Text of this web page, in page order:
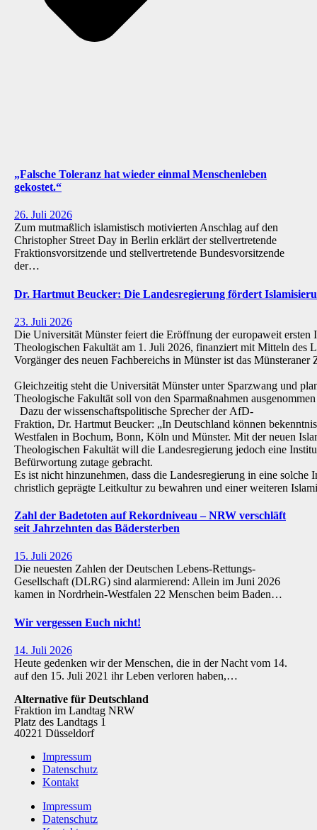
„Falsche Toleranz hat wieder einmal Menschenleben
gekostet.“
26. Juli 2026
Zum mutmaßlich islamistisch motivierten Anschlag auf den
Christopher Street Day in Berlin erklärt der stellvertretende
Fraktionsvorsitzende und stellvertretende Bundesvorsitzende
der…
Dr. Hartmut Beucker: Die Landesregierung fördert
23. Juli 2026
Die Universität Münster feiert die Eröffnung der europaweit ersten
Theologischen Fakultät am 1. Juli 2026, finanziert mit Mitteln des
Vorgänger des neuen Fachbereichs in Münster ist das
Gleichzeitig steht die Universität Münster unter Sparzwang und
Theologische Fakultät soll von den Sparmaßnahmen
Dazu der wissenschaftspolitische Sprecher der AfD-
Fraktion, Dr. Hartmut Beucker: „In Deutschland können
Westfalen in Bochum, Bonn, Köln und Münster. Mit der neuen
Theologischen Fakultät will die Landesregierung jedoch eine
Befürwortung zutage gebracht.
Es ist nicht hinzunehmen, dass die Landesregierung in eine
christlich geprägte Leitkultur zu bewahren und einer weiteren
Zahl der Badetoten auf Rekordniveau – NRW verschläft
seit Jahrzehnten das Bädersterben
15. Juli 2026
Die neuesten Zahlen der Deutschen Lebens-Rettungs-
Gesellschaft (DLRG) sind alarmierend: Allein im Juni 2026
kamen in Nordrhein-Westfalen 22 Menschen beim Baden…
Wir vergessen Euch nicht!
14. Juli 2026
Heute gedenken wir der Menschen, die in der Nacht vom 14.
auf den 15. Juli 2021 ihr Leben verloren haben,…
Alternative für Deutschland
Fraktion im Landtag NRW
Platz des Landtags 1
40221 Düsseldorf
Impressum
Datenschutz
Kontakt
Impressum
Datenschutz